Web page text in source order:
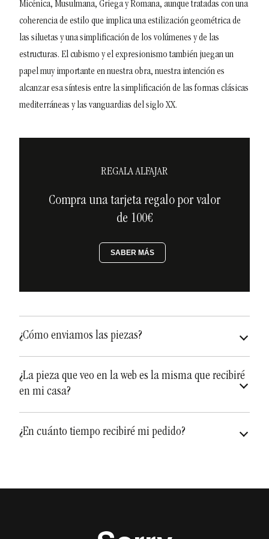
Micénica, Musulmana, Griega y Romana, aunque tratadas con una
coherencia de estilo que implica una estilización geométrica de
las siluetas y una simplificación de los volúmenes y de las
estructuras. El cubismo y el expresionismo también juegan un
papel muy importante en nuestra obra, nuestra intención es
alcanzar esa síntesis entre la simplificación de las formas clásicas
mediterráneas y las vanguardias del siglo XX.
REGALA ALFAJAR
Compra una tarjeta regalo por valor
de 100€
SABER MÁS
¿Cómo enviamos las piezas?
¿La pieza que veo en la web es la misma que recibiré
en mi casa?
¿En cuánto tiempo recibiré mi pedido?
fabricaciónque puede variar de una a dos semanas.